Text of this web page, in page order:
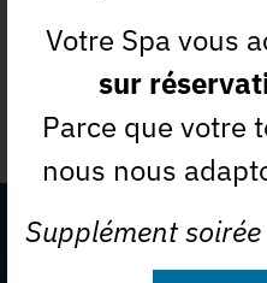
En
Ne manquez
Votre Spa vous
sur
Parce que votre
nous nous
Supplément